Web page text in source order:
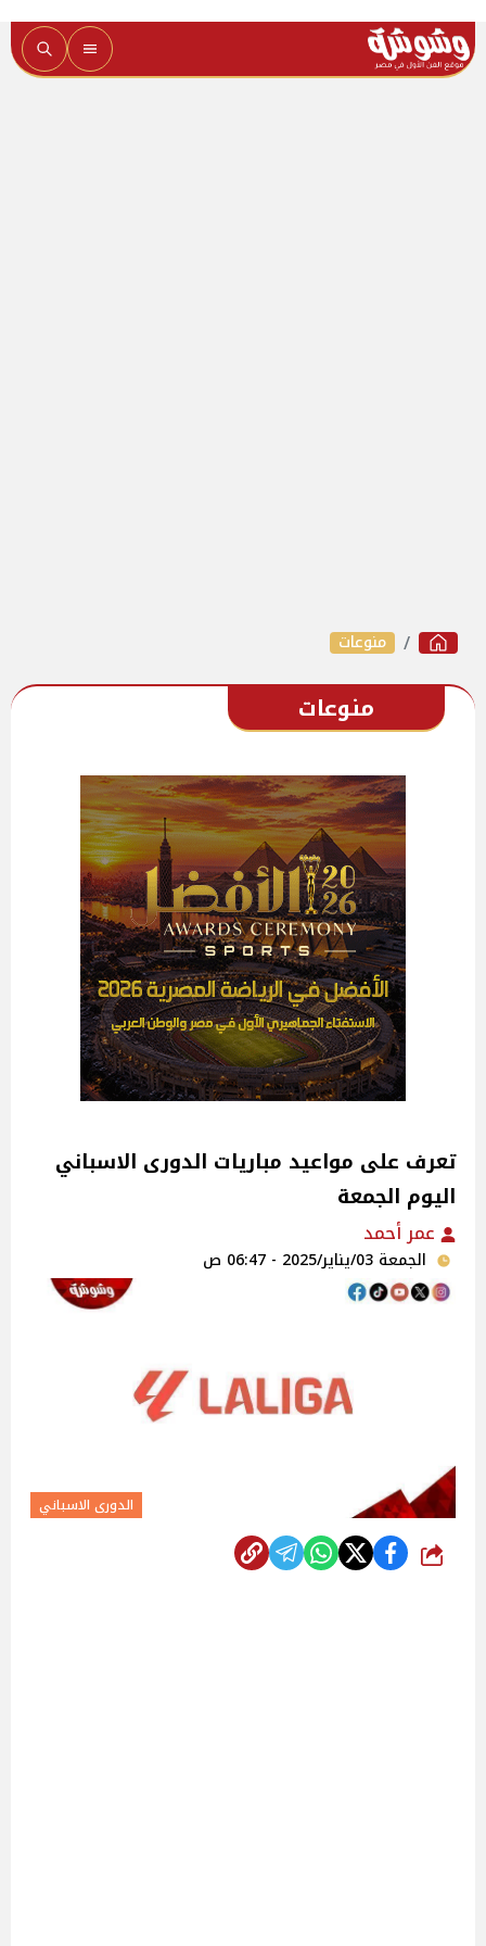
منوعات
منوعات
تعرف على مواعيد مباريات الدورى الاسباني
اليوم الجمعة
عمر أحمد
الجمعة 03/يناير/2025 - 06:47 ص
الدورى الاسباني
شارك